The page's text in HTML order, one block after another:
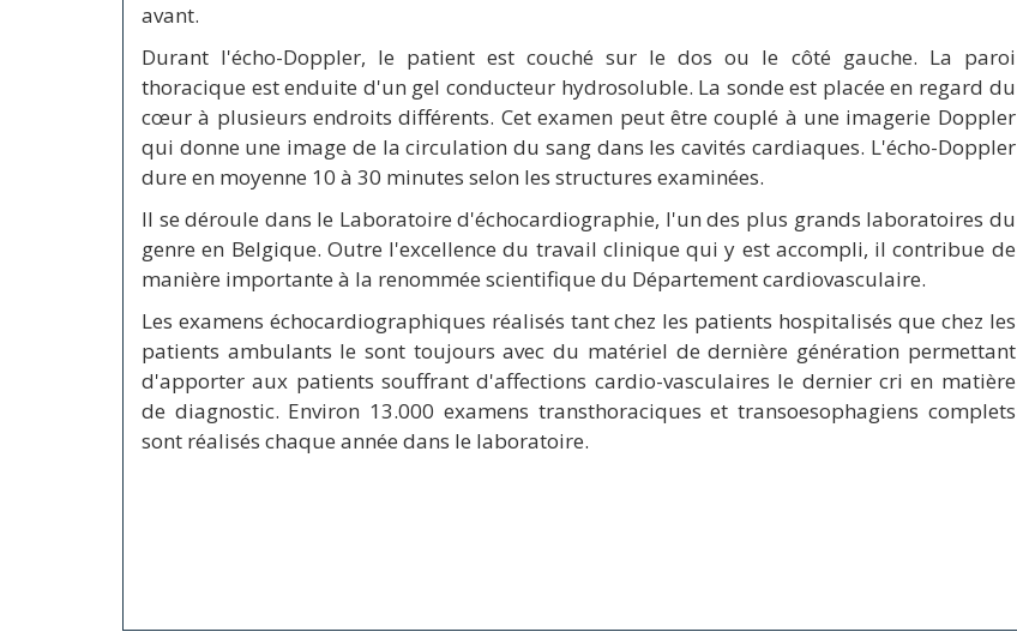
avant.
Durant l'écho-Doppler, le patient est couché sur le dos ou le côté gauche. La paroi
thoracique est enduite d'un gel conducteur hydrosoluble. La sonde est placée en regard du
cœur à plusieurs endroits différents. Cet examen peut être couplé à une imagerie Doppler
qui donne une image de la circulation du sang dans les cavités cardiaques. L'écho-Doppler
dure en moyenne 10 à 30 minutes selon les structures examinées.
Il se déroule dans le Laboratoire d'échocardiographie, l'un des plus grands laboratoires du
genre en Belgique. Outre l'excellence du travail clinique qui y est accompli, il contribue de
manière importante à la renommée scientifique du Département cardiovasculaire.
Les examens échocardiographiques réalisés tant chez les patients hospitalisés que chez les
patients ambulants le sont toujours avec du matériel de dernière génération permettant
d'apporter aux patients souffrant d'affections cardio-vasculaires le dernier cri en matière
de diagnostic. Environ 13.000 examens transthoraciques et transoesophagiens complets
sont réalisés chaque année dans le laboratoire.